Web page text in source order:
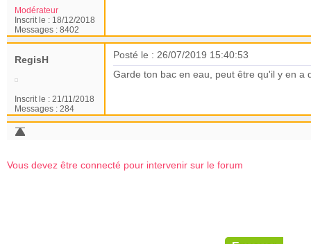
Modérateur
Inscrit le : 18/12/2018
Messages : 8402
RegisH
Inscrit le : 21/11/2018
Messages : 284
Posté le : 26/07/2019 15:40:53
Garde ton bac en eau, peut être qu'il y en
Vous devez être connecté pour intervenir sur le forum